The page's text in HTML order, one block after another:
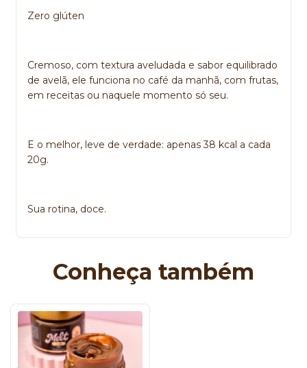
Zero glúten
Cremoso, com textura aveludada e sabor equilibrado
de avelã, ele funciona no café da manhã, com frutas,
em receitas ou naquele momento só seu.
E o melhor, leve de verdade: apenas 38 kcal a cada
20g.
Sua rotina, doce.
Conheça também